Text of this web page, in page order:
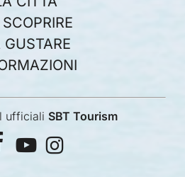
GUSTARE
ufficiali SBT Tourism
youtubeinstagram